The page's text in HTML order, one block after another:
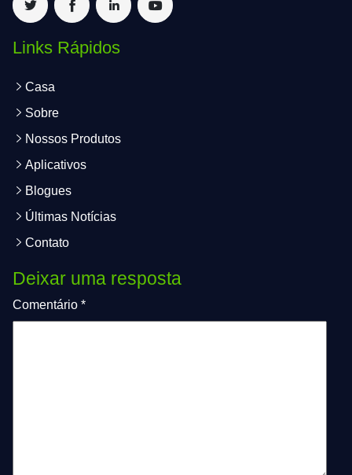
Links Rápidos
Casa
Sobre
Nossos Produtos
Aplicativos
Blogues
Últimas Notícias
Contato
Deixar uma resposta
Comentário *